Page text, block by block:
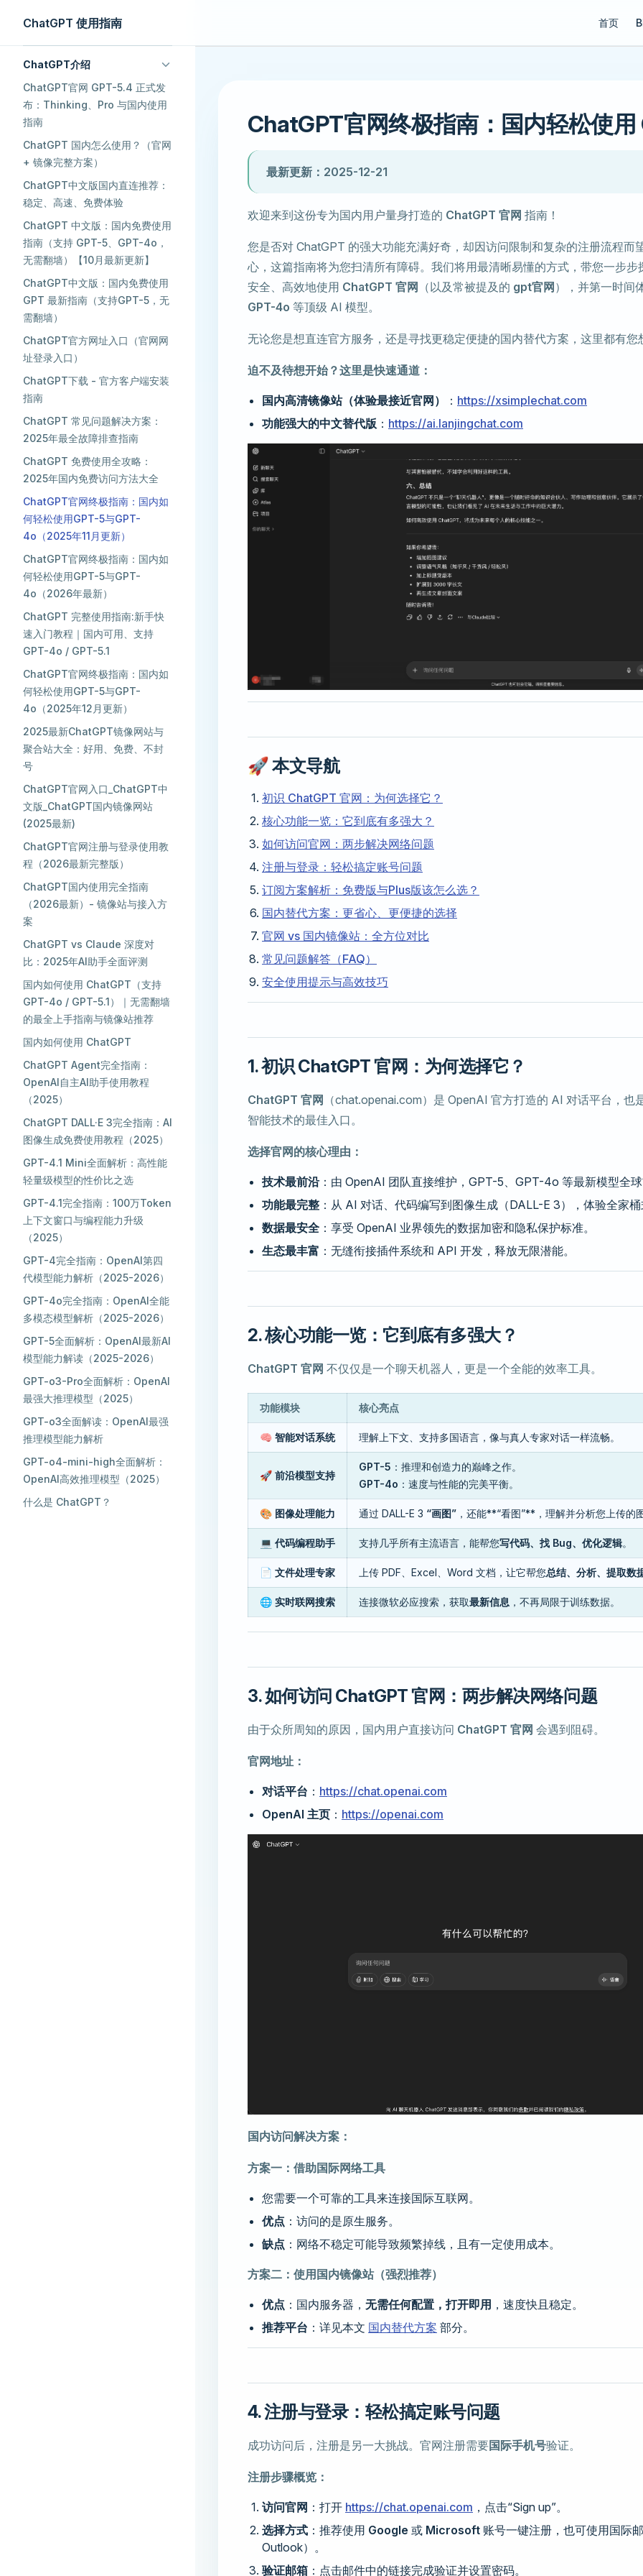
Skip to content
ChatGPT 使用指南 首页
ChatGPT介绍
ChatGPT官网 GPT-5.4 正式发
布：Thinking、Pro 与国内使用
指南
ChatGPT 国内怎么使用？（官网
+ 镜像完整方案） ​
ChatGPT中文版国内直连推荐：
稳定、高速、免费体验
ChatGPT 中文版：国内免费使用
指南（支持 GPT-5、GPT-4o，
无需翻墙）【10月最新更新】
ChatGPT中文版：国内免费使用
GPT 最新指南（支持GPT-5，无
需翻墙）
ChatGPT官方网址入口（官网网
址登录入口）
ChatGPT下载 - 官方客户端安装
指南
ChatGPT 常见问题解决方案：
2025年最全故障排查指南
ChatGPT 免费使用全攻略：
2025年国内免费访问方法大全
ChatGPT官网终极指南：国内如
何轻松使用GPT-5与GPT-
4o（2025年11月更新）
ChatGPT官网终极指南：国内如
何轻松使用GPT-5与GPT-
4o（2026年最新）
ChatGPT 完整使用指南:新手快
速入门教程｜国内可用、支持
GPT-4o / GPT-5.1
ChatGPT官网终极指南：国内如
何轻松使用GPT-5与GPT-
4o（2025年12月更新）
2025最新ChatGPT镜像网站与
聚合站大全：好用、免费、不封
号
ChatGPT官网入口_ChatGPT中
文版_ChatGPT国内镜像网站
(2025最新)
ChatGPT官网注册与登录使用教
程（2026最新完整版）
ChatGPT国内使用完全指南
（2026最新）- 镜像站与接入方
案
ChatGPT vs Claude 深度对
比：2025年AI助手全面评测
国内如何使用 ChatGPT（支持
GPT-4o / GPT-5.1）｜无需翻墙
的最全上手指南与镜像站推荐
国内如何使用 ChatGPT
ChatGPT Agent完全指南：
OpenAI自主AI助手使用教程
（2025）
ChatGPT DALL·E 3完全指南：AI
图像生成免费使用教程（2025）
GPT-4.1 Mini全面解析：高性能
轻量级模型的性价比之选
GPT-4.1完全指南：100万Token
上下文窗口与编程能力升级
（2025）
GPT-4完全指南：OpenAI第四
代模型能力解析（2025-2026）
GPT-4o完全指南：OpenAI全能
多模态模型解析（2025-2026）
GPT-5全面解析：OpenAI最新AI
模型能力解读（2025-2026）
GPT-o3-Pro全面解析：OpenAI
最强大推理模型（2025）
GPT-o3全面解读：OpenAI最强
推理模型能力解析
GPT-o4-mini-high全面解析：
OpenAI高效推理模型（2025）
什么是 ChatGPT？
ChatGPT官网终极指南：国内轻松使用
最新更新：2025-12-21
欢迎来到这份专为国内用户量身打造的 ChatGPT 官网 指南！
您是否对 ChatGPT 的强大功能充满好奇，却因访问限制和复杂的注册流程而
心，这篇指南将为您扫清所有障碍。我们将用最清晰易懂的方式，带您一步步
安全、高效地使用 ChatGPT 官网 （以及常被提及的 gpt官网 ），并第一时间
GPT-4o 等顶级 AI 模型。
无论您是想直连官方服务，还是寻找更稳定便捷的国内替代方案，这里都有您
迫不及待想开始？这里是快速通道：
国内高清镜像站（体验最接近官网） ： https://xsimplechat.com
功能强大的中文替代版 ： https://ai.lanjingchat.com
🚀 本文导航
初识 ChatGPT 官网：为何选择它？
核心功能一览：它到底有多强大？
如何访问官网：两步解决网络问题
注册与登录：轻松搞定账号问题
订阅方案解析：免费版与Plus版该怎么选？
国内替代方案：更省心、更便捷的选择
官网 vs 国内镜像站：全方位对比
常见问题解答（FAQ）
安全使用提示与高效技巧
1. 初识 ChatGPT 官网：为何选择它？
ChatGPT 官网 （chat.openai.com）是 OpenAI 官方打造的 AI 对话平台，也
智能技术的最佳入口。
选择官网的核心理由：
技术最前沿：由 OpenAI 团队直接维护，GPT-5、GPT-4o 等最新模型全球
功能最完整 ：从 AI 对话、代码编写到图像生成（DALL-E 3），体验全家桶
数据最安全 ：享受 OpenAI 业界领先的数据加密和隐私保护标准。
生态最丰富 ：无缝衔接插件系统和 API 开发，释放无限潜能。
2. 核心功能一览：它到底有多强大？
ChatGPT 官网 不仅仅是一个聊天机器人，更是一个全能的效率工具。
功能模块 核心亮点
🧠 智能对话系统 理解上下文、支持多国语言，像与真人专家对话一样流畅。
🚀 前沿模型支持
GPT-5 ：推理和创造力的巅峰之作。
GPT-4o ：速度与性能的完美平衡。
🎨 图像处理能力 通过 DALL-E 3 “画图” ，还能**“看图”**，理解并分析您上传的图
💻 代码编程助手 支持几乎所有主流语言，能帮您写代码、找 Bug、优化逻辑。
📄 文件处理专家 上传 PDF、Excel、Word 文档，让它帮您总结、分析、提取数
🌐 实时联网搜索 连接微软必应搜索，获取最新信息 ，不再局限于训练数据。
3. 如何访问 ChatGPT 官网：两步解决网络问题
由于众所周知的原因，国内用户直接访问 ChatGPT 官网 会遇到阻碍。
官网地址：
对话平台 ： https://chat.openai.com
OpenAI 主页 ： https://openai.com
国内访问解决方案：
方案一：借助国际网络工具
您需要一个可靠的工具来连接国际互联网。
优点 ：访问的是原生服务。
缺点 ：网络不稳定可能导致频繁掉线，且有一定使用成本。
方案二：使用国内镜像站（强烈推荐）
优点 ：国内服务器， 无需任何配置，打开即用 ，速度快且稳定。
推荐平台 ：详见本文 国内替代方案 部分。
4. 注册与登录：轻松搞定账号问题
成功访问后，注册是另一大挑战。官网注册需要国际手机号验证。
注册步骤概览：
访问官网 ：打开 https://chat.openai.com ，点击“Sign up”。
选择方式 ：推荐使用 Google 或 Microsoft 账号一键注册，也可使用国际邮
Outlook）。
验证邮箱 ：点击邮件中的链接完成验证并设置密码。